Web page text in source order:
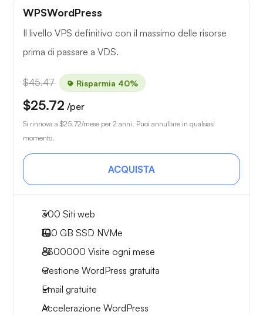
WPSWordPress
Il livello VPS definitivo con il massimo delle risorse
prima di passare a VDS.
$45.47 Risparmia 40%
$25.72 /per
Si rinnova a $25.72/mese per 2 anni. Puoi annullare in qualsiasi
momento.
ACQUISTA
300 Siti web
100 GB SSD NVMe
~300000 Visite ogni mese
Gestione WordPress gratuita
Email gratuite
Accelerazione WordPress